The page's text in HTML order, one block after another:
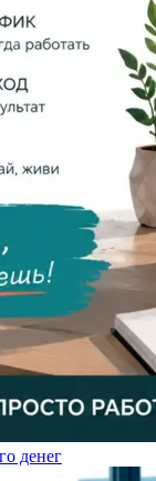
денег